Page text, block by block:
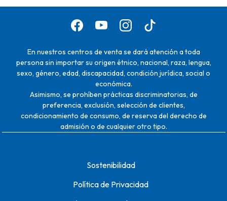
En nuestros centros de venta se dará atención a toda
persona sin importar su origen étnico, nacional, raza, lengua,
sexo, género, edad, discapacidad, condición jurídica, social o
económica.
Asimismo, se prohíben prácticas discriminatorias, de
preferencia, exclusión, selección de clientes,
condicionamiento de consumo, de reserva del derecho de
admisión o de cualquier otro tipo.
Sostenibilidad
Política de Privacidad